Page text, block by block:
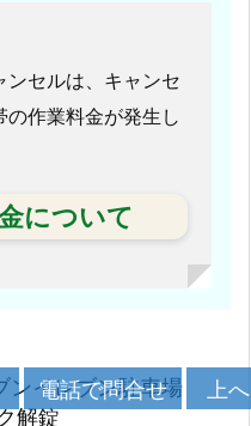
ンセルは、キャンセ
の作業料金が発生し
について
ンイレブン駐車場
解錠
電話で問合せ 上へ